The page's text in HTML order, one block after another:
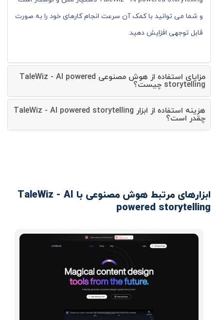
و شما می توانید با کمک آن سرعت انجام کارهای خود را به صورت
قابل توجهی افزایش دهید.
مزایای استفاده از هوش مصنوعی TaleWiz - AI powered
storytelling چیست؟
هزینه استفاده از ابزار TaleWiz - AI powered storytelling
چقدر است؟
ابزارهای مرتبط هوش مصنوعی با TaleWiz - AI
powered storytelling